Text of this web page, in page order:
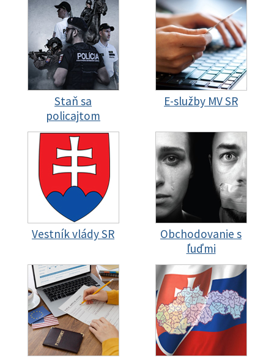
Staň sa
policajtom
E-služby MV SR
Vestník vlády SR
Obchodovanie s
ľuďmi